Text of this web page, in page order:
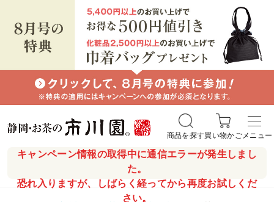
キャンペーン情報の取得中に通信エラーが発生しまし
た。
恐れ入りますが、しばらく経ってから再度お試しくだ
さい。
商品を探す買い物かごメニュー